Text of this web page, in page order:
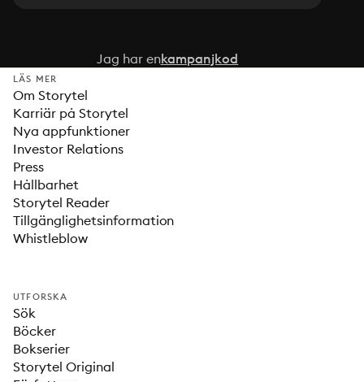
Jag har enkampanjkod
LÄS MER
Om Storytel
Karriär på Storytel
Nya appfunktioner
Investor Relations
Press
Hållbarhet
Storytel Reader
Tillgänglighetsinformation
Whistleblow
UTFORSKA
Sök
Böcker
Bokserier
Storytel Original